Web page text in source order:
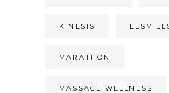
KINESIS
MARATHON
MASSAGE WELLNESS